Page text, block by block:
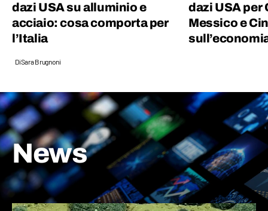
dazi USA su alluminio e
acciaio: cosa comporta per
l’Italia
DiSara Brugnoni
dazi USA per
Messico e
News